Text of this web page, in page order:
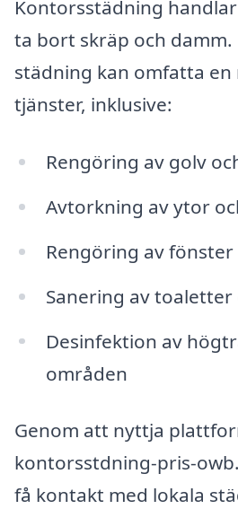
Kontorsstädning
ta bort skräp och damm.
städning kan omfatta en
tjänster, inklusive:
Rengöring av golv
Avtorkning av ytor
Rengöring av fönster
Sanering av toaletter
Desinfektion av
områden
Genom att nyttja
kontorsstdning-pris-
få kontakt med lokala